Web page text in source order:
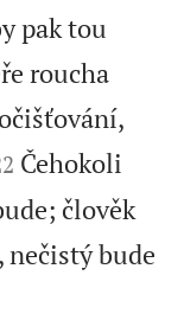
pak tou
roucha
Čehokoli
člověk
nečistý bude